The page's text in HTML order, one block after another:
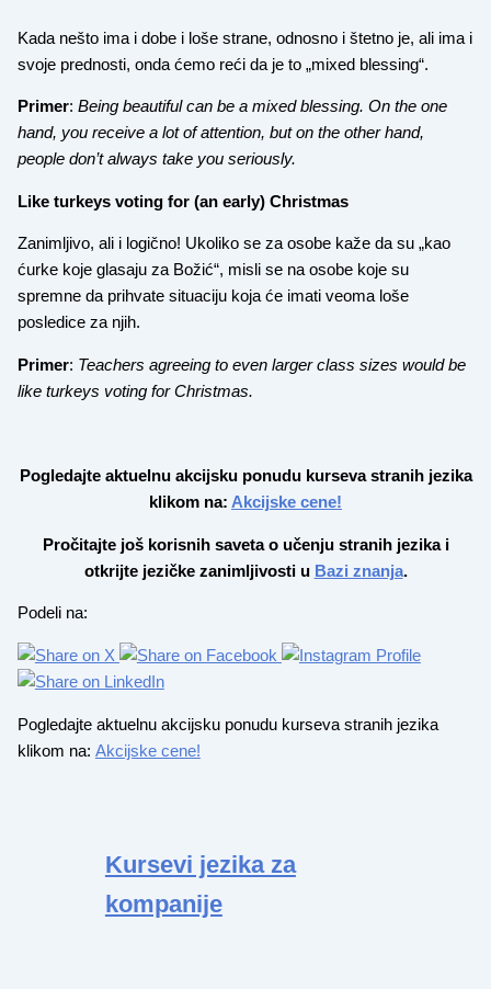
Kada nešto ima i dobe i loše strane, odnosno i štetno je, ali ima i
svoje prednosti, onda ćemo reći da je to „mixed blessing“.
Primer: Being beautiful can be a mixed blessing. On the one
hand, you receive a lot of attention, but on the other hand,
people don’t always take you seriously.
Like turkeys voting for (an early) Christmas
Zanimljivo, ali i logično! Ukoliko se za osobe kaže da su „kao
ćurke koje glasaju za Božić“, misli se na osobe koje su
spremne da prihvate situaciju koja će imati veoma loše
posledice za njih.
Primer: Teachers agreeing to even larger class sizes would be
like turkeys voting for Christmas.
Pogledajte aktuelnu akcijsku ponudu kurseva stranih jezika
klikom na: Akcijske cene!
Pročitajte još korisnih saveta o učenju stranih jezika i
otkrijte jezičke zanimljivosti u Bazi znanja.
Podeli na:
Pogledajte aktuelnu akcijsku ponudu kurseva stranih jezika
klikom na: Akcijske cene!
Kursevi jezika za
kompanije